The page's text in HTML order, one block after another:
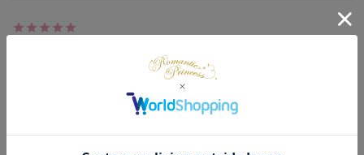
こんな真っ白な家具に憧れてました。
家族がよく使うパソコンを置いています。